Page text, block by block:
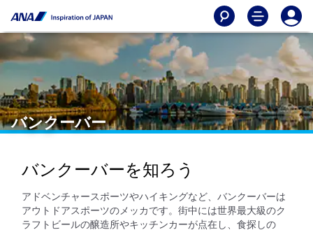
バンクーバー
バンクーバーを知ろう
アドベンチャースポーツやハイキングなど、バンクーバーは
アウトドアスポーツのメッカです。街中には世界最大級のク
ラフトビールの醸造所やキッチンカーが点在し、食探しの